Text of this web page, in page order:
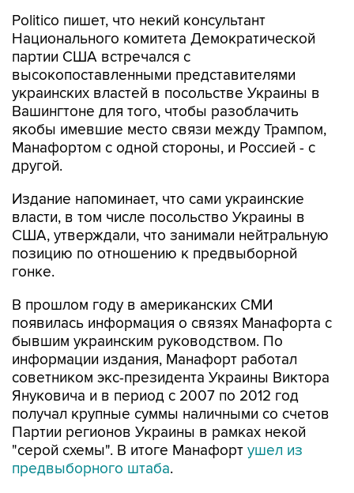
Politico пишет, что некий консультант
Национального комитета Демократической
партии США встречался с
высокопоставленными представителями
украинских властей в посольстве Украины в
Вашингтоне для того, чтобы разоблачить
якобы имевшие место связи между Трампом,
Манафортом с одной стороны, и Россией - с
другой.
Издание напоминает, что сами украинские
власти, в том числе посольство Украины в
США, утверждали, что занимали нейтральную
позицию по отношению к предвыборной
гонке.
В прошлом году в американских СМИ
появилась информация о связях Манафорта с
бывшим украинским руководством. По
информации издания, Манафорт работал
советником экс-президента Украины Виктора
Януковича и в период с 2007 по 2012 год
получал крупные суммы наличными со счетов
Партии регионов Украины в рамках некой
"серой схемы". В итоге Манафорт ушел из
предвыборного штаба.